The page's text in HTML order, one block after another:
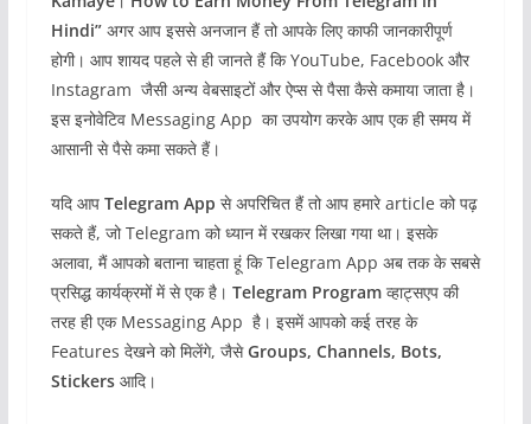
Hindi”अगर आप इससे अनजान हैं तो आपके लिए काफी जानकारीपूर्ण
होगी। आप शायद पहले से ही जानते हैं कि YouTube, Facebook और
Instagram जैसी अन्य वेबसाइटों और ऐप्स से पैसा कैसे कमाया जाता है।
इस इनोवेटिव Messaging App का उपयोग करके आप एक ही समय में
आसानी से पैसे कमा सकते हैं।
यदि आप Telegram App से अपरिचित हैं तो आप हमारे article को पढ़
सकते हैं, जो Telegram को ध्यान में रखकर लिखा गया था। इसके
अलावा, मैं आपको बताना चाहता हूं कि Telegram App अब तक के सबसे
प्रसिद्ध कार्यक्रमों में से एक है। Telegram Programव्हाट्सएप की
तरह ही एक Messaging App है। इसमें आपको कई तरह के
Features देखने को मिलेंगे, जैसेGroups, Channels, Bots,
Stickersआदि।